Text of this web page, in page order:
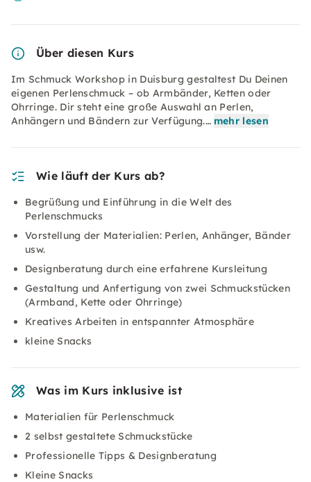
Über diesen Kurs
Im Schmuck Workshop in Duisburg gestaltest Du Deinen
eigenen Perlenschmuck – ob Armbänder, Ketten oder
Ohrringe. Dir steht eine große Auswahl an Perlen,
Anhängern und Bändern zur Verfügung.… mehr lesen
Wie läuft der Kurs ab?
Begrüßung und Einführung in die Welt des
Perlenschmucks
Vorstellung der Materialien: Perlen, Anhänger, Bänder
usw.
Designberatung durch eine erfahrene Kursleitung
Gestaltung und Anfertigung von zwei Schmuckstücken
(Armband, Kette oder Ohrringe)
Kreatives Arbeiten in entspannter Atmosphäre
kleine Snacks
Was im Kurs inklusive ist
Materialien für Perlenschmuck
2 selbst gestaltete Schmuckstücke
Professionelle Tipps & Designberatung
Kleine Snacks